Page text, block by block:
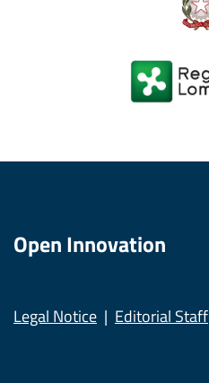
Open Innovation
Legal Notice Editorial Staff